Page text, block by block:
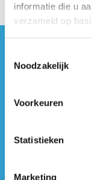
informatie die u
verzameld op
Noodzakelijk
Voorkeuren
Statistieken
Marketing